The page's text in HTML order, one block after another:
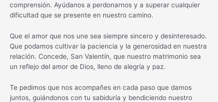
comprensión. Ayúdanos a perdonarnos y a superar cualquier
dificultad que se presente en nuestro camino.
Que el amor que nos une sea siempre sincero y desinteresado.
Que podamos cultivar la paciencia y la generosidad en nuestra
relación. Concede, San Valentín, que nuestro matrimonio sea
un reflejo del amor de Dios, lleno de alegría y paz.
Te pedimos que nos acompañes en cada paso que damos
juntos, guiándonos con tu sabiduría y bendiciendo nuestro